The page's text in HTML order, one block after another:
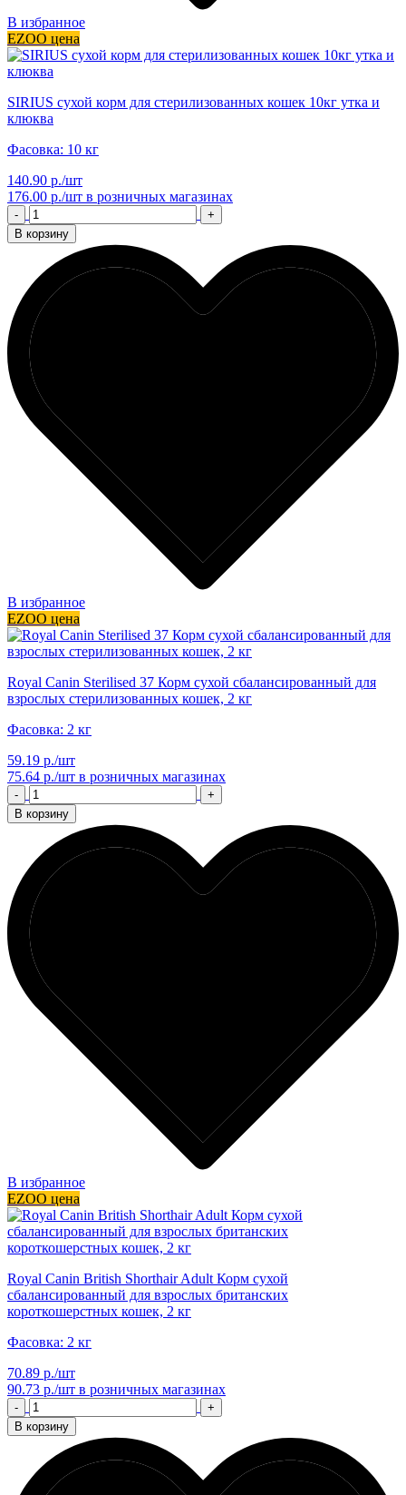
В избранное
EZOO цена
SIRIUS сухой корм для стерилизованных кошек 10кг утка и
клюква
Фасовка: 10 кг
140.90 р./шт
176.00 р./шт в розничных магазинах
-
+
В корзину
В избранное
EZOO цена
Royal Canin Sterilised 37 Корм сухой сбалансированный для
взрослых стерилизованных кошек, 2 кг
Фасовка: 2 кг
59.19 р./шт
75.64 р./шт в розничных магазинах
-
+
В корзину
В избранное
EZOO цена
Royal Canin British Shorthair Adult Корм сухой
сбалансированный для взрослых британских
короткошерстных кошек, 2 кг
Фасовка: 2 кг
70.89 р./шт
90.73 р./шт в розничных магазинах
-
+
В корзину